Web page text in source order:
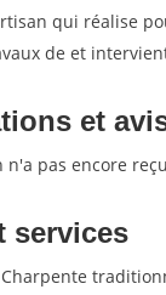
qui réalise
de et
et
pas encore
services